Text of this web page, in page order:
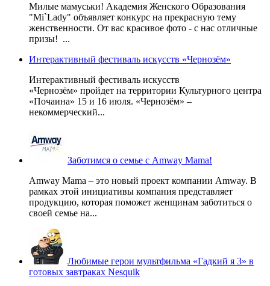
Милые мамуськи! Академия Женского Образования
"Mi`Lady" объявляет конкурс на прекрасную тему
женственности. От вас красивое фото - с нас отличные
призы! ...
Интерактивный фестиваль искусств «Чернозём»
Интерактивный фестиваль искусств
«Чернозём» пройдет на территории Культурного центра
«Почаина» 15 и 16 июля. «Чернозём» –
некоммерческий...
Заботимся о семье с Amway Mama!
Amway Mama – это новый проект компании Amway. В
рамках этой инициативы компания представляет
продукцию, которая поможет женщинам заботиться о
своей семье на...
Любимые герои мультфильма «Гадкий я 3» в
готовых завтраках Nesquik